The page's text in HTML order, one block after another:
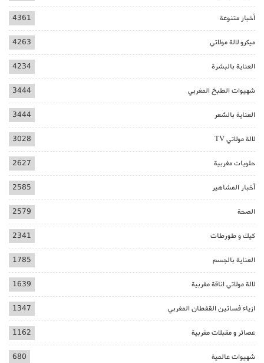
أخبار متنوعة 4361
ميكرو لالة مولاتي 4263
العناية بالبشرة 4234
شهيوات الطبخ المغربي 3444
العناية بالشعر 3444
لالة مولاتي TV 3028
حلويات مغربية 2627
أخبار المشاهير 2585
الصحة 2579
كيك و طورطات 2341
العناية بالجسم 1785
لالة مولاتي اناقة مغربية 1639
ازياء فساتين القفطان المغربي 1347
عصائر و مقبلات مغربية 1162
شهيوات عالمية 680